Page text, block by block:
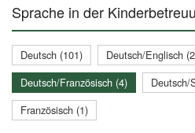
Sprache in der
Deutsch (101)
Deutsch/Englisch
Deutsch/Französisch (4)
Deutsch/
Französisch (1)